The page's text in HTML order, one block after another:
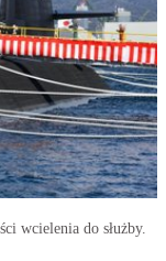
wcielenia do służby.